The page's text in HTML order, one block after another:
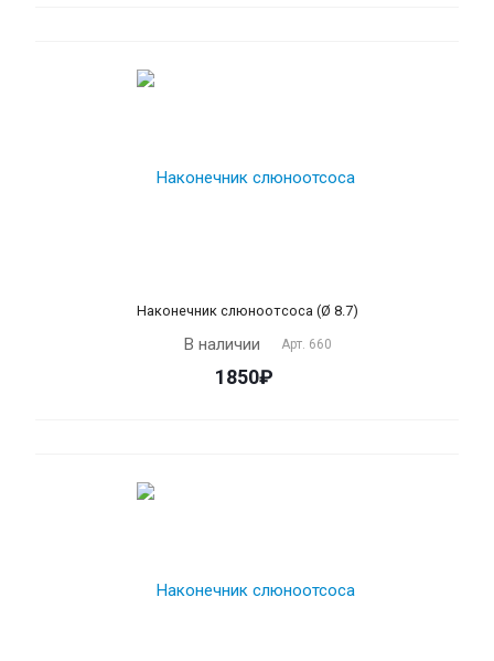
Наконечник слюноотсоса (Ø 8.7)
В наличии Арт. 660
1850₽